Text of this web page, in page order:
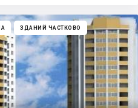
ЗДАНИЙ ЧАСТКОВО